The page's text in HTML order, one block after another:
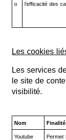
o
l’efficacité des
Les cookies
Les services
le site de
visibilité.
Nom Finalité
Youtube
Permet